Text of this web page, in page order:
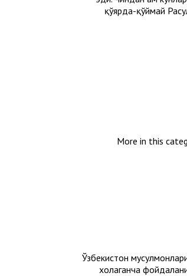
қўярда-қўймай
More in this
© 2016. Ўзбекистон
хоҳлаганча